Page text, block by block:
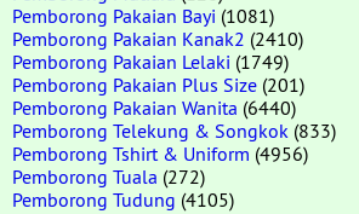
Pemborong Pakaian Bayi (1081)
Pemborong Pakaian Kanak2 (2410)
Pemborong Pakaian Lelaki (1749)
Pemborong Pakaian Plus Size (201)
Pemborong Pakaian Wanita (6440)
Pemborong Telekung & Songkok (833)
Pemborong Tshirt & Uniform (4956)
Pemborong Tuala (272)
Pemborong Tudung (4105)